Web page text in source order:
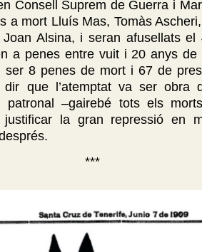
Consell Suprem de Guerra i
a mort Lluís Mas, Tomàs
Alsina, i seran afusellats
a penes entre vuit i 20 anys de
ser 8 penes de mort i 67 de
dir que l’atemptat va ser obra
–gairebé tots els
justificar la gran repressió en
***